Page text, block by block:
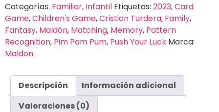
Categorías: Familiar, Infantil Etiquetas: 2023,Card
Game,Children's Game,Cristian Turdera, Family,
Fantasy, Maldón, Matching, Memory, Pattern
Recognition, Pim Pam Pum, Push Your Luck Marca:
Maldon
Descripción
Información adicional
Valoraciones (0)